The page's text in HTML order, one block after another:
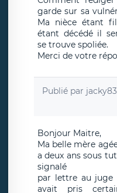
garde sur sa
Ma nièce étant
étant décédé il
se trouve spoliée.
Merci de votre
Publié par jacky83
Bonjour Maitre,
Ma belle mère
a deux ans sous
signalé
par lettre au juge
avait pris